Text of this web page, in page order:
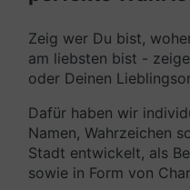
Zeig wer Du bist,
am liebsten bist -
oder Deinen
Dafür haben wir
Namen, Wahrzeichen
Stadt entwickelt, als
sowie in Form von